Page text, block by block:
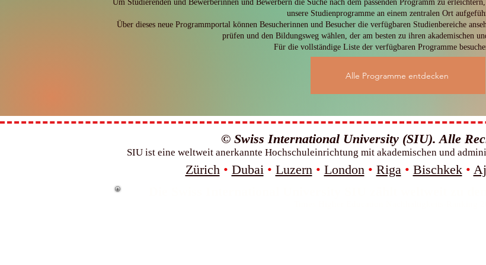
Um Studierenden und Bewerberinnen und Bewerbern die Suche nach dem passenden Programm zu
unsere Studienprogramme an einem zentralen Ort
Über dieses neue Programmportal können Besucherinnen und Besucher die verfügbaren Studienbereiche
prüfen und den Bildungsweg wählen, der am besten zu ihren akademischen
Für die vollständige Liste der verfügbaren Programme
Alle Programme entdecken
© Swiss International University (SIU). Alle
SIU ist eine weltweit anerkannte Hochschuleinrichtung mit akademischen und
Zürich • Dubai • Luzern • London • Riga • Bischkek •